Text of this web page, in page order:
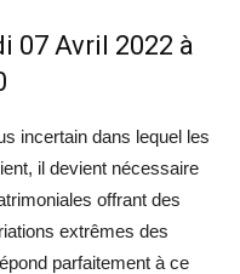
07 Avril 2022 à
incertain dans lequel les
il devient nécessaire
offrant des
extrêmes des
parfaitement à ce